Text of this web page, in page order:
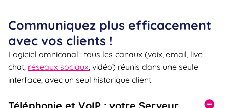
Communiquez plus efficacement
avec vos clients !
Logiciel omnicanal : tous les canaux (voix, email, live
chat, réseaux sociaux , vidéo) réunis dans une seule
interface, avec un seul historique client.